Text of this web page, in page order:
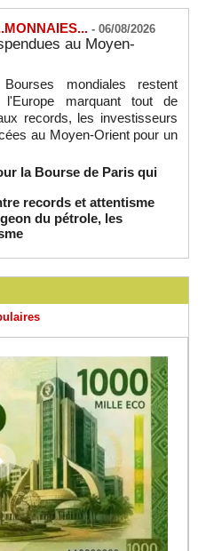
- 06/08/2026
au Moyen-
mondiales restent
l'Europe marquant tout de
records, les investisseurs
au Moyen-Orient pour un
la Bourse de Paris qui
records et attentisme
du pétrole, les